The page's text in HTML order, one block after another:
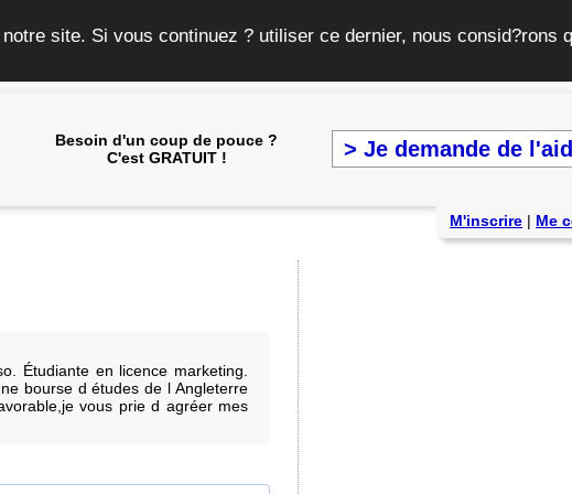
site. Si vous continuez ? utiliser ce dernier, nous consid?rons
Besoin d'un coup de pouce ?
C'est GRATUIT !
> Je demande de
M'inscrire | Me
Étudiante en licence marketing.
bourse d études de l Angleterre
vous prie d agréer mes